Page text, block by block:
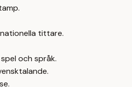
tittare.
och språk.